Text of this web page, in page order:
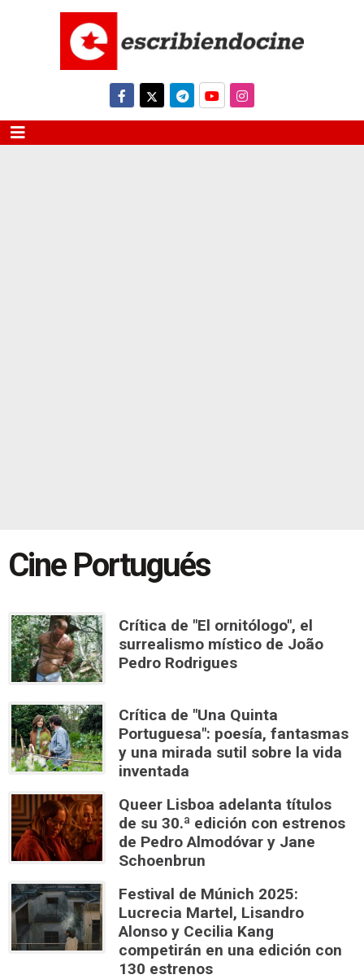
Cine Portugués
Crítica de "El ornitólogo", el
surrealismo místico de João
Pedro Rodrigues
Crítica de "Una Quinta
Portuguesa": poesía, fantasmas
y una mirada sutil sobre la vida
inventada
Queer Lisboa adelanta títulos
de su 30.ª edición con estrenos
de Pedro Almodóvar y Jane
Schoenbrun
Festival de Múnich 2025:
Lucrecia Martel, Lisandro
Alonso y Cecilia Kang
competirán en una edición con
130 estrenos